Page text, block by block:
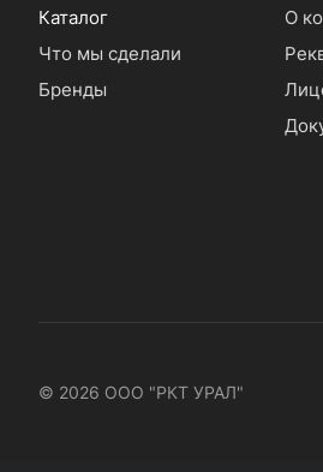
Каталог
Что мы сделали
Бренды
О
© 2026 ООО "РКТ УРАЛ"